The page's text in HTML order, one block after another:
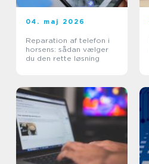
04. maj 2026
Reparation af telefon i
horsens: sådan vælger
du den rette løsning